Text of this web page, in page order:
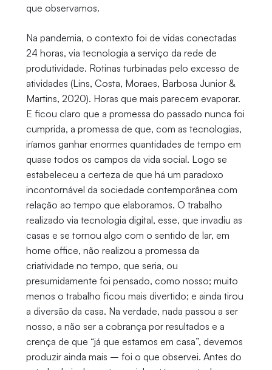
que observamos.
Na pandemia, o contexto foi de vidas conectadas
24 horas, via tecnologia a serviço da rede de
produtividade. Rotinas turbinadas pelo excesso de
atividades (Lins, Costa, Moraes, Barbosa Junior &
Martins, 2020). Horas que mais parecem evaporar.
E ficou claro que a promessa do passado nunca foi
cumprida, a promessa de que, com as tecnologias,
iríamos ganhar enormes quantidades de tempo em
quase todos os campos da vida social. Logo se
estabeleceu a certeza de que há um paradoxo
incontornável da sociedade contemporânea com
relação ao tempo que elaboramos. O trabalho
realizado via tecnologia digital, esse, que invadiu as
casas e se tornou algo com o sentido de lar, em
home office, não realizou a promessa da
criatividade no tempo, que seria, ou
presumidamente foi pensado, como nosso; muito
menos o trabalho ficou mais divertido; e ainda tirou
a diversão da casa. Na verdade, nada passou a ser
nosso, a não ser a cobrança por resultados e a
crença de que “já que estamos em casa”, devemos
produzir ainda mais – foi o que observei. Antes do